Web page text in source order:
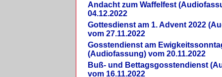
Andacht zum Waffelfest
04.12.2022
Gottesdienst am 1. Advent 2022
vom 27.11.2022
Gosstendienst am
(Audiofassung) vom 20.11.2022
Buß- und Bettagsgosstendienst
vom 16.11.2022